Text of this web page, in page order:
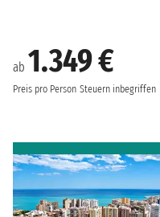
ab 1.349 €
Preis pro Person Steuern inbegriffen